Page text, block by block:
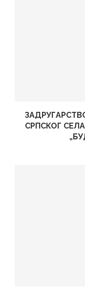
СРПСКОГ